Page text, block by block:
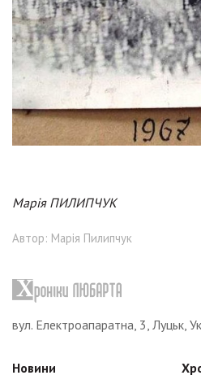
Марія ПИЛИПЧУК
Автор: Марія Пилипчук
вул. Електроапаратна, 3, Луцьк,
Новини